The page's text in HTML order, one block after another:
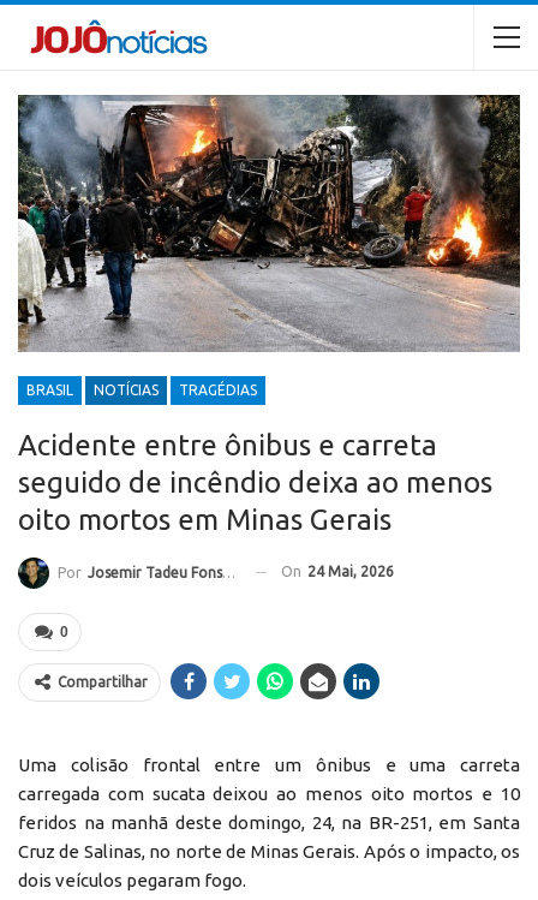
BRASIL NOTÍCIAS TRAGÉDIAS
Acidente entre ônibus e carreta
seguido de incêndio deixa ao menos
oito mortos em Minas Gerais
Por Josemir Tadeu Fonseca On 24 Mai, 2026
0
Compartilhar
Uma colisão frontal entre um ônibus e uma carreta
carregada com sucata deixou ao menos oito mortos e 10
feridos na manhã deste domingo, 24, na BR-251, em Santa
Cruz de Salinas, no norte de Minas Gerais. Após o impacto, os
dois veículos pegaram fogo.